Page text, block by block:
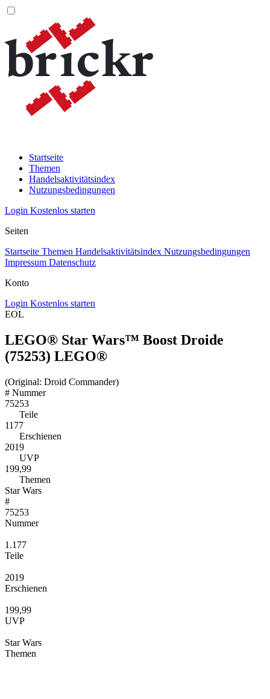
Startseite
Themen
Handelsaktivitätsindex
Nutzungsbedingungen
Login Kostenlos starten
Seiten
Startseite Themen Handelsaktivitätsindex Nutzungsbedingungen
Impressum Datenschutz
Konto
Login Kostenlos starten
EOL
LEGO® Star Wars™ Boost Droide
(75253) LEGO®
(Original: Droid Commander)
# Nummer
75253
Teile
1177
Erschienen
2019
UVP
199,99
Themen
Star Wars
#
75253
Nummer
1.177
Teile
2019
Erschienen
199,99
UVP
Star Wars
Themen